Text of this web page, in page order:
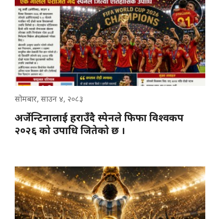
सोमबार, साउन ४, २०८३
अर्जेन्टिनालाई हराउँदै स्पेनले फिफा विश्वकप
२०२६ को उपाधि जितेको छ ।